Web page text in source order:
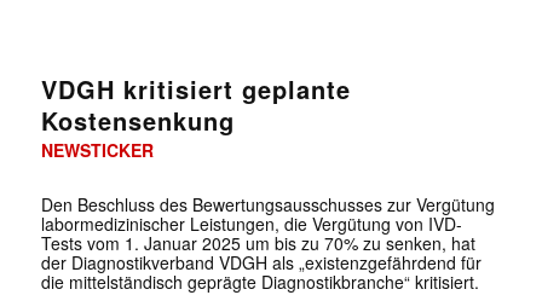
VDGH kritisiert geplante
Kostensenkung
NEWSTICKER
Den Beschluss des Bewertungsausschusses zur Vergütung
labormedizinischer Leistungen, die Vergütung von IVD-
Tests vom 1. Januar 2025 um bis zu 70% zu senken, hat
der Diagnostikverband VDGH als „existenzgefährdend für
die mittelständisch geprägte Diagnostikbranche“ kritisiert.